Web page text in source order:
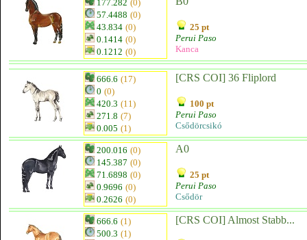
177.282 (0)
57.4488 (0)
43.834 (0)
0.1414 (0)
0.1212 (0)
25 pt
Perui Paso
Kanca
666.6 (17)
0 (0)
420.3 (11)
271.8 (7)
0.005 (1)
[CRS COI] 36 Fliplord
100 pt
Perui Paso
Csődörcsikó
200.016 (0)
145.387 (0)
71.6898 (0)
0.9696 (0)
0.2626 (0)
A0
25 pt
Perui Paso
Csődör
666.6 (1)
500.3 (1)
[CRS COI] Almost Stabb...